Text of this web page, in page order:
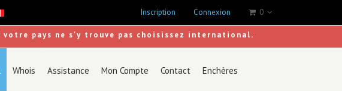
Inscription Connexion 0
pays ne s'y trouve pas choisissez international.
Whois Assistance Mon Compte Contact Enchères